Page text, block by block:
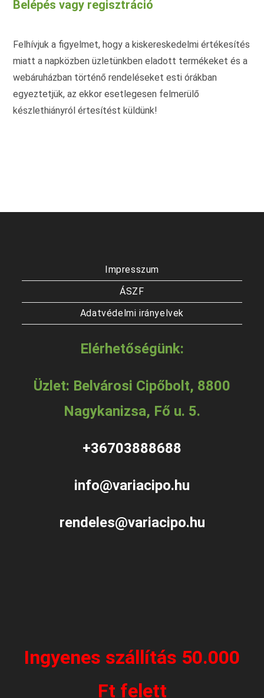
a
termékoldalon
Belépés vagy regisztráció
Felhívjuk a figyelmet, hogy a kiskereskedelmi értékesítés
miatt a napközben üzletünkben eladott termékeket és a
webáruházban történő rendeléseket esti órákban
egyeztetjük, az ekkor esetlegesen felmerülő
készlethiányról értesítést küldünk!
Impresszum
ÁSZF
Adatvédelmi irányelvek
Elérhetőségünk:
Üzlet: Belvárosi Cipőbolt, 8800
Nagykanizsa, Fő u. 5.
+36703888688
info@variacipo.hu
rendeles@variacipo.hu
Ingyenes szállítás 50.000
Ft felett